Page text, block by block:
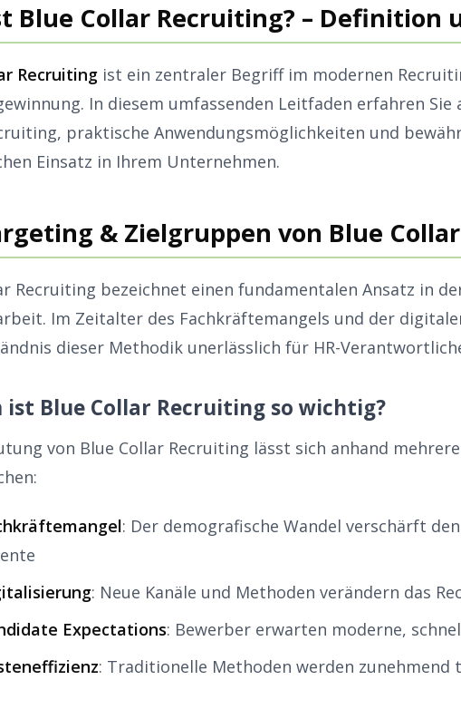
Blue Collar Recruiting? – Definition
Recruiting ist ein zentraler Begriff im modernen
In diesem umfassenden Leitfaden erfahren
praktische Anwendungsmöglichkeiten und
Einsatz in Ihrem Unternehmen.
& Zielgruppen von Blue
Recruiting bezeichnet einen fundamentalen Ansatz in
Im Zeitalter des Fachkräftemangels und der
dieser Methodik unerlässlich für HR-
ist Blue Collar Recruiting so wichtig?
von Blue Collar Recruiting lässt sich anhand
: Der demografische Wandel verschärft
: Neue Kanäle und Methoden verändern das
Expectations: Bewerber erwarten moderne,
: Traditionelle Methoden werden